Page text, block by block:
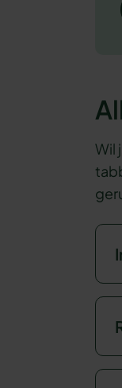
Wil